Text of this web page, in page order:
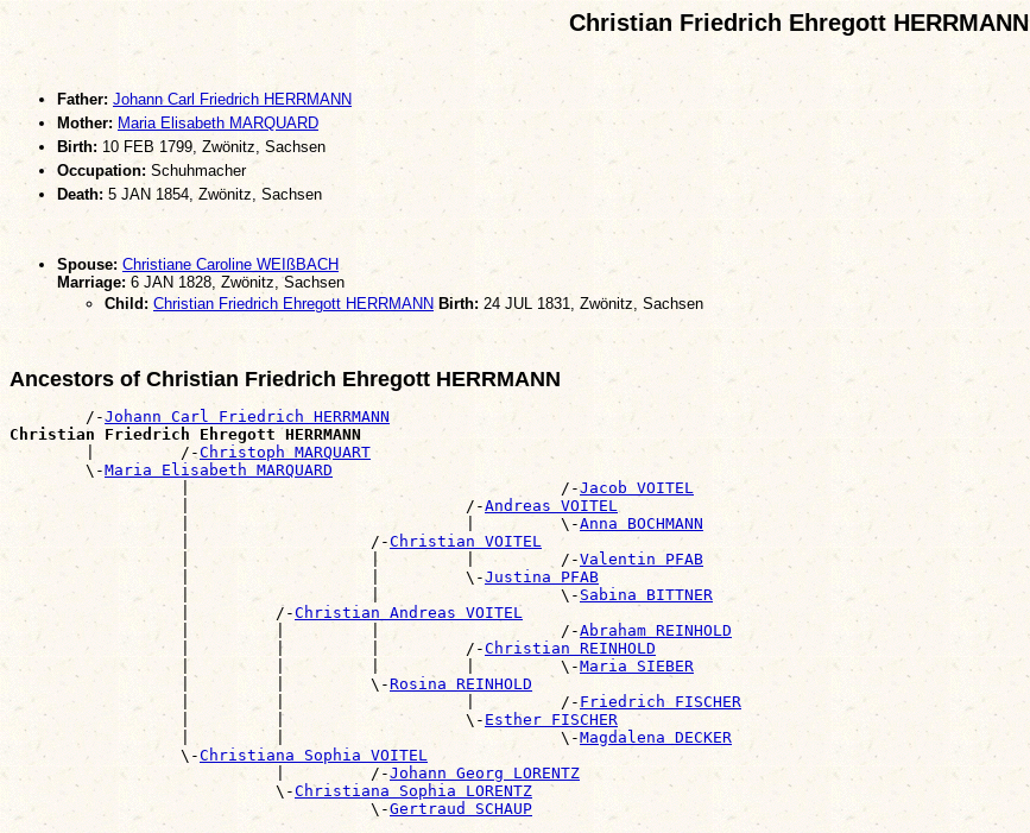
Christian Friedrich Ehregott HERRMANN
Father: Johann Carl Friedrich HERRMANN
Mother: Maria Elisabeth MARQUARD
Birth: 10 FEB 1799, Zwönitz, Sachsen
Occupation: Schuhmacher
Death: 5 JAN 1854, Zwönitz, Sachsen
Spouse: Christiane Caroline WEIßBACH
Marriage: 6 JAN 1828, Zwönitz, Sachsen
Child: Christian Friedrich Ehregott HERRMANNBirth: 24 JUL 1831, Zwönitz, Sachsen
Ancestors of Christian Friedrich Ehregott HERRMANN
        /-
Johann Carl Friedrich HERRMANN
Christian Friedrich Ehregott HERRMANN
|         /-Christoph MARQUART
        \-
Maria Elisabeth MARQUARD
                  |                                       /-
Jacob VOITEL
                  |                             /-
Andreas VOITEL
                  |                             |         \-
Anna BOCHMANN
                  |                   /-
Christian VOITEL
                  |                   |         |         /-
Valentin PFAB
                  |                   |         \-
Justina PFAB
                  |                   |                   \-
Sabina BITTNER
                  |         /-
Christian Andreas VOITEL
                  |         |         |                   /-
Abraham REINHOLD
                  |         |         |         /-
Christian REINHOLD
                  |         |         |         |         \-
Maria SIEBER
                  |         |         \-
Rosina REINHOLD
                  |         |                   |         /-
Friedrich FISCHER
                  |         |                   \-
Esther FISCHER
                  |         |                             \-
Magdalena DECKER
                  \-
Christiana Sophia VOITEL
                            |         /-
Johann Georg LORENTZ
                            \-
Christiana Sophia LORENTZ
                                      \-
Gertraud SCHAUP